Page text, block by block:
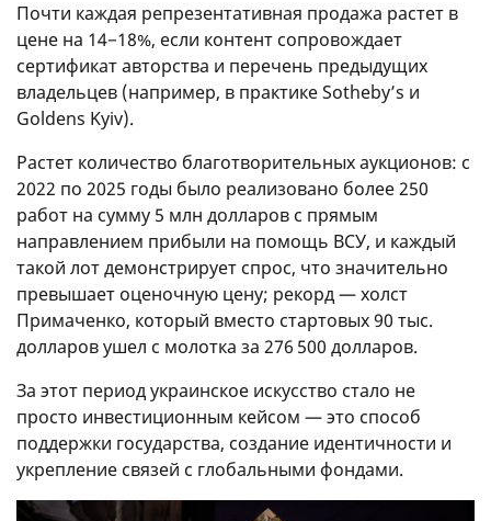
Почти каждая репрезентативная продажа растет в
цене на 14−18%, если контент сопровождает
сертификат авторства и перечень предыдущих
владельцев (например, в практике Sotheby’s и
Goldens Kyiv).
Растет количество благотворительных аукционов: с
2022 по 2025 годы было реализовано более 250
работ на сумму 5 млн долларов с прямым
направлением прибыли на помощь ВСУ, и каждый
такой лот демонстрирует спрос, что значительно
превышает оценочную цену; рекорд — холст
Примаченко, который вместо стартовых 90 тыс.
долларов ушел с молотка за 276 500 долларов.
За этот период украинское искусство стало не
просто инвестиционным кейсом — это способ
поддержки государства, создание идентичности и
укрепление связей с глобальными фондами.